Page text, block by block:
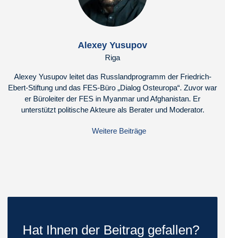
Alexey Yusupov
Riga
Alexey Yusupov leitet das Russlandprogramm der Friedrich-
Ebert-Stiftung und das FES-Büro „Dialog Osteuropa“. Zuvor war
er Büroleiter der FES in Myanmar und Afghanistan. Er
unterstützt politische Akteure als Berater und Moderator.
Weitere Beiträge
Hat Ihnen der Beitrag gefallen?